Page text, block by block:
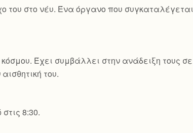
του στο νέυ. Ένα όργανο που
Έχει συμβάλλει στην ανάδειξη τους
του.
8:30.